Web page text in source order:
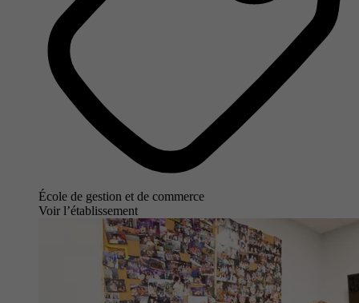
École de gestion et de commerce
Voir l’établissement